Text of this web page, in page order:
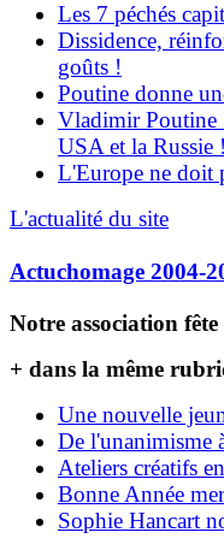
Les 7 péchés
Dissidence,
goûts !
Poutine donne
Vladimir Poutine
USA et la Russie !
L'Europe ne doit
L'actualité du site
Actuchomage 2004-
Notre association fête
+ dans la même
Une nouvelle
De l'unanimisme
Ateliers créatifs
Bonne Année
Sophie Hancart